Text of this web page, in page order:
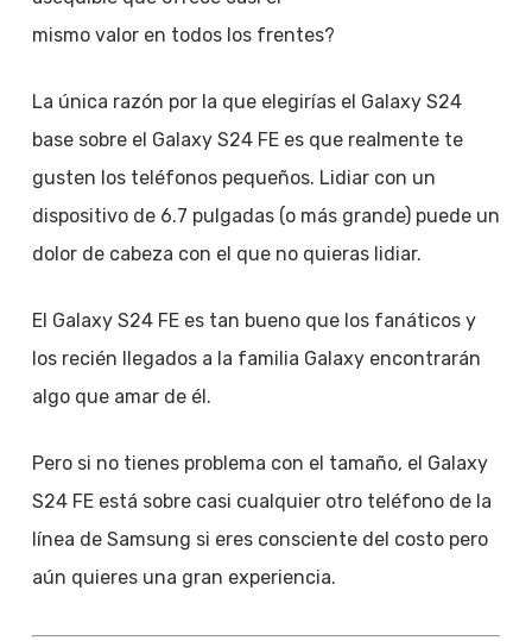
mismo valor en todos los frentes?
La única razón por la que elegirías el Galaxy S24
base sobre el Galaxy S24 FE es que realmente te
gusten los teléfonos pequeños. Lidiar con un
dispositivo de 6.7 pulgadas (o más grande) puede un
dolor de cabeza con el que no quieras lidiar.
El Galaxy S24 FE es tan bueno que los fanáticos y
los recién llegados a la familia Galaxy encontrarán
algo que amar de él.
Pero si no tienes problema con el tamaño, el Galaxy
S24 FE está sobre casi cualquier otro teléfono de la
línea de Samsung si eres consciente del costo pero
aún quieres una gran experiencia.